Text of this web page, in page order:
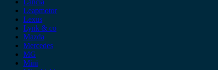
Leapmotor
Lexus
Lynk & co
Mazda
Mercedes
MG
Mini